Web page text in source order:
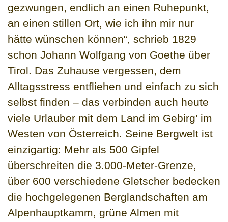
gezwungen, endlich an einen Ruhepunkt,
an einen stillen Ort, wie ich ihn mir nur
hätte wünschen können“, schrieb 1829
schon Johann Wolfgang von Goethe über
Tirol. Das Zuhause vergessen, dem
Alltagsstress entfliehen und einfach zu sich
selbst finden – das verbinden auch heute
viele Urlauber mit dem Land im Gebirg’ im
Westen von Österreich. Seine Bergwelt ist
einzigartig: Mehr als 500 Gipfel
überschreiten die 3.000-Meter-Grenze,
über 600 verschiedene Gletscher bedecken
die hochgelegenen Berglandschaften am
Alpenhauptkamm, grüne Almen mit